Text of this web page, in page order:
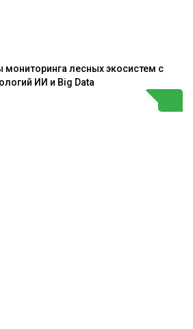
лесных экосистем с
ИИ и Big Data